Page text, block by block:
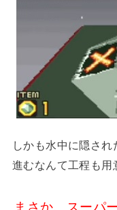
しかも水中に隠さ
進むなんて工程も用
まさか、スーパ